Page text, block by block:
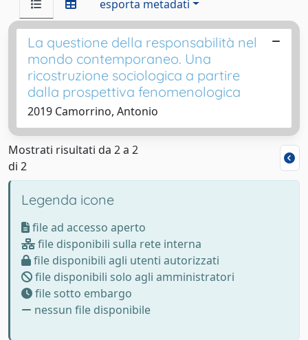
esporta metadati
La questione della responsabilità nel
mondo contemporaneo. Una
ricostruzione sociologica a partire
dalla prospettiva fenomenologica
2019 Camorrino, Antonio
Mostrati risultati da 2 a 2
di 2
Legenda icone
file ad accesso aperto
file disponibili sulla rete interna
file disponibili agli utenti autorizzati
file disponibili solo agli amministratori
file sotto embargo
nessun file disponibile